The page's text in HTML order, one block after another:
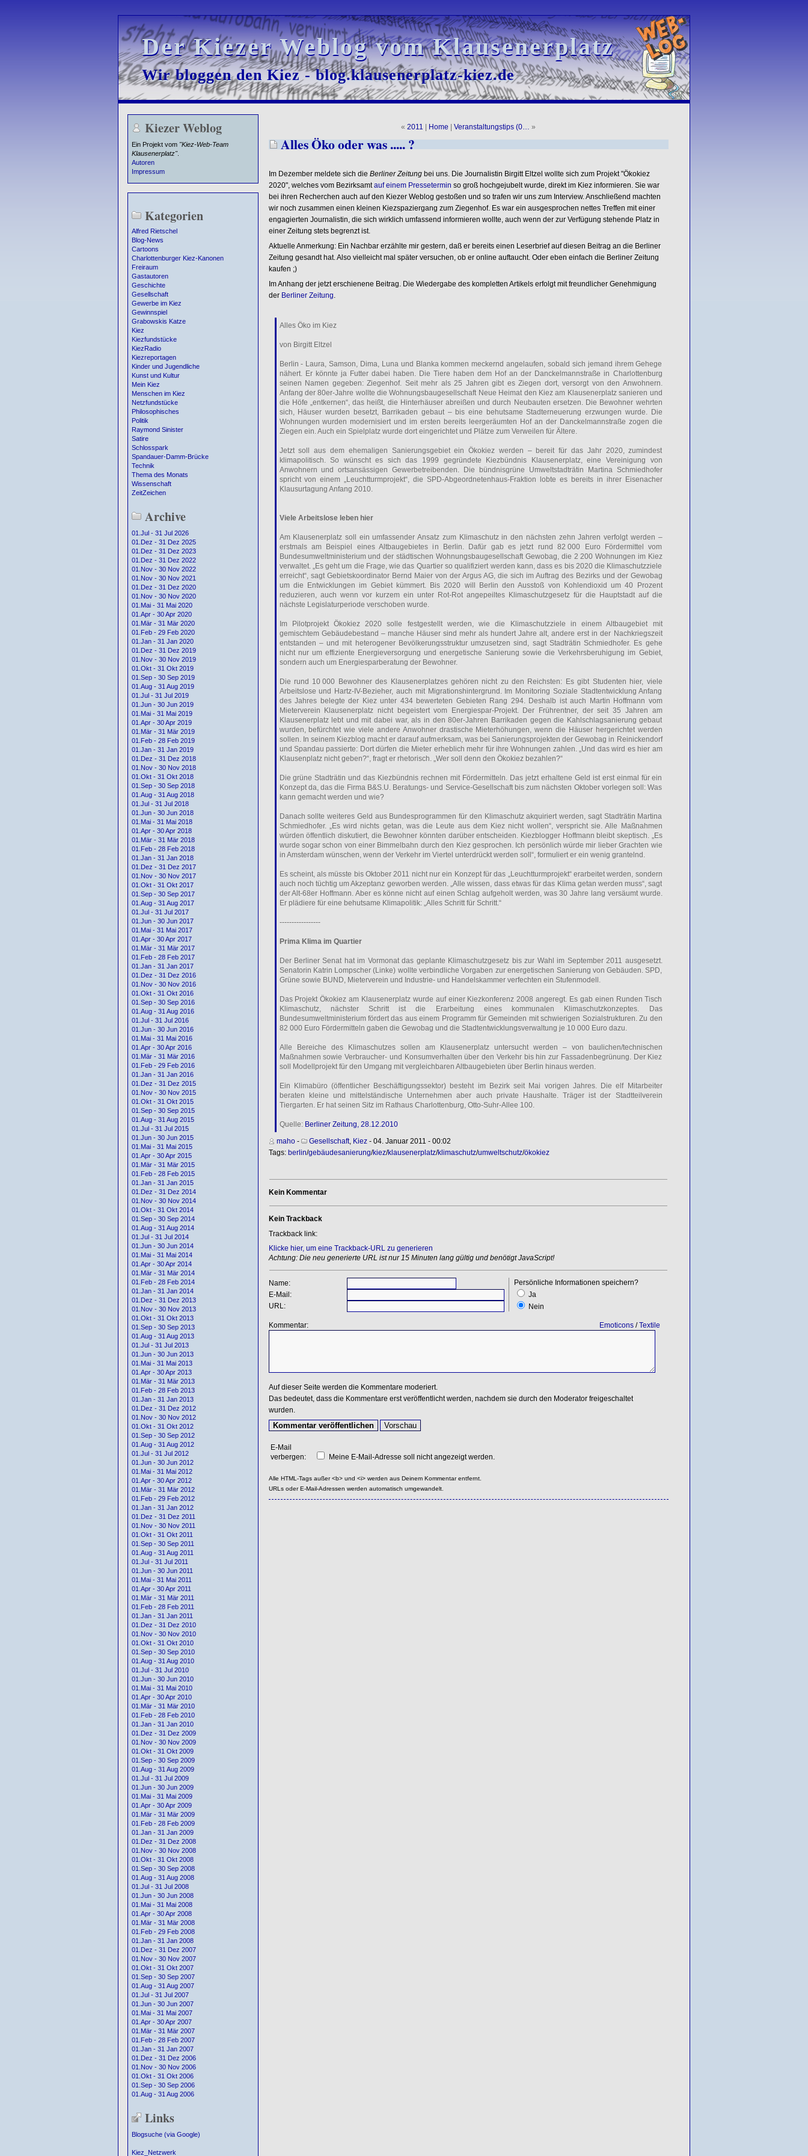
Der Kiezer Weblog vom Klausenerplatz
Der Kiezer Weblog vom Klausenerplatz
Wir bloggen den Kiez - blog.klausenerplatz-kiez.de
Wir bloggen den Kiez - blog.klausenerplatz-kiez.de
Kiezer Weblog
Ein Projekt vom "Kiez-Web-Team
Klausenerplatz".
Autoren
Impressum
Kategorien
Alfred Rietschel
Blog-News
Cartoons
Charlottenburger Kiez-Kanonen
Freiraum
Gastautoren
Geschichte
Gesellschaft
Gewerbe im Kiez
Gewinnspiel
Grabowskis Katze
Kiez
Kiezfundstücke
KiezRadio
Kiezreportagen
Kinder und Jugendliche
Kunst und Kultur
Mein Kiez
Menschen im Kiez
Netzfundstücke
Philosophisches
Politik
Raymond Sinister
Satire
Schlosspark
Spandauer-Damm-Brücke
Technik
Thema des Monats
Wissenschaft
ZeitZeichen
Archive
01.Jul - 31 Jul 2026
01.Dez - 31 Dez 2025
01.Dez - 31 Dez 2023
01.Dez - 31 Dez 2022
01.Nov - 30 Nov 2022
01.Nov - 30 Nov 2021
01.Dez - 31 Dez 2020
01.Nov - 30 Nov 2020
01.Mai - 31 Mai 2020
01.Apr - 30 Apr 2020
01.Mär - 31 Mär 2020
01.Feb - 29 Feb 2020
01.Jan - 31 Jan 2020
01.Dez - 31 Dez 2019
01.Nov - 30 Nov 2019
01.Okt - 31 Okt 2019
01.Sep - 30 Sep 2019
01.Aug - 31 Aug 2019
01.Jul - 31 Jul 2019
01.Jun - 30 Jun 2019
01.Mai - 31 Mai 2019
01.Apr - 30 Apr 2019
01.Mär - 31 Mär 2019
01.Feb - 28 Feb 2019
01.Jan - 31 Jan 2019
01.Dez - 31 Dez 2018
01.Nov - 30 Nov 2018
01.Okt - 31 Okt 2018
01.Sep - 30 Sep 2018
01.Aug - 31 Aug 2018
01.Jul - 31 Jul 2018
01.Jun - 30 Jun 2018
01.Mai - 31 Mai 2018
01.Apr - 30 Apr 2018
01.Mär - 31 Mär 2018
01.Feb - 28 Feb 2018
01.Jan - 31 Jan 2018
01.Dez - 31 Dez 2017
01.Nov - 30 Nov 2017
01.Okt - 31 Okt 2017
01.Sep - 30 Sep 2017
01.Aug - 31 Aug 2017
01.Jul - 31 Jul 2017
01.Jun - 30 Jun 2017
01.Mai - 31 Mai 2017
01.Apr - 30 Apr 2017
01.Mär - 31 Mär 2017
01.Feb - 28 Feb 2017
01.Jan - 31 Jan 2017
01.Dez - 31 Dez 2016
01.Nov - 30 Nov 2016
01.Okt - 31 Okt 2016
01.Sep - 30 Sep 2016
01.Aug - 31 Aug 2016
01.Jul - 31 Jul 2016
01.Jun - 30 Jun 2016
01.Mai - 31 Mai 2016
01.Apr - 30 Apr 2016
01.Mär - 31 Mär 2016
01.Feb - 29 Feb 2016
01.Jan - 31 Jan 2016
01.Dez - 31 Dez 2015
01.Nov - 30 Nov 2015
01.Okt - 31 Okt 2015
01.Sep - 30 Sep 2015
01.Aug - 31 Aug 2015
01.Jul - 31 Jul 2015
01.Jun - 30 Jun 2015
01.Mai - 31 Mai 2015
01.Apr - 30 Apr 2015
01.Mär - 31 Mär 2015
01.Feb - 28 Feb 2015
01.Jan - 31 Jan 2015
01.Dez - 31 Dez 2014
01.Nov - 30 Nov 2014
01.Okt - 31 Okt 2014
01.Sep - 30 Sep 2014
01.Aug - 31 Aug 2014
01.Jul - 31 Jul 2014
01.Jun - 30 Jun 2014
01.Mai - 31 Mai 2014
01.Apr - 30 Apr 2014
01.Mär - 31 Mär 2014
01.Feb - 28 Feb 2014
01.Jan - 31 Jan 2014
01.Dez - 31 Dez 2013
01.Nov - 30 Nov 2013
01.Okt - 31 Okt 2013
01.Sep - 30 Sep 2013
01.Aug - 31 Aug 2013
01.Jul - 31 Jul 2013
01.Jun - 30 Jun 2013
01.Mai - 31 Mai 2013
01.Apr - 30 Apr 2013
01.Mär - 31 Mär 2013
01.Feb - 28 Feb 2013
01.Jan - 31 Jan 2013
01.Dez - 31 Dez 2012
01.Nov - 30 Nov 2012
01.Okt - 31 Okt 2012
01.Sep - 30 Sep 2012
01.Aug - 31 Aug 2012
01.Jul - 31 Jul 2012
01.Jun - 30 Jun 2012
01.Mai - 31 Mai 2012
01.Apr - 30 Apr 2012
01.Mär - 31 Mär 2012
01.Feb - 29 Feb 2012
01.Jan - 31 Jan 2012
01.Dez - 31 Dez 2011
01.Nov - 30 Nov 2011
01.Okt - 31 Okt 2011
01.Sep - 30 Sep 2011
01.Aug - 31 Aug 2011
01.Jul - 31 Jul 2011
01.Jun - 30 Jun 2011
01.Mai - 31 Mai 2011
01.Apr - 30 Apr 2011
01.Mär - 31 Mär 2011
01.Feb - 28 Feb 2011
01.Jan - 31 Jan 2011
01.Dez - 31 Dez 2010
01.Nov - 30 Nov 2010
01.Okt - 31 Okt 2010
01.Sep - 30 Sep 2010
01.Aug - 31 Aug 2010
01.Jul - 31 Jul 2010
01.Jun - 30 Jun 2010
01.Mai - 31 Mai 2010
01.Apr - 30 Apr 2010
01.Mär - 31 Mär 2010
01.Feb - 28 Feb 2010
01.Jan - 31 Jan 2010
01.Dez - 31 Dez 2009
01.Nov - 30 Nov 2009
01.Okt - 31 Okt 2009
01.Sep - 30 Sep 2009
01.Aug - 31 Aug 2009
01.Jul - 31 Jul 2009
01.Jun - 30 Jun 2009
01.Mai - 31 Mai 2009
01.Apr - 30 Apr 2009
01.Mär - 31 Mär 2009
01.Feb - 28 Feb 2009
01.Jan - 31 Jan 2009
01.Dez - 31 Dez 2008
01.Nov - 30 Nov 2008
01.Okt - 31 Okt 2008
01.Sep - 30 Sep 2008
01.Aug - 31 Aug 2008
01.Jul - 31 Jul 2008
01.Jun - 30 Jun 2008
01.Mai - 31 Mai 2008
01.Apr - 30 Apr 2008
01.Mär - 31 Mär 2008
01.Feb - 29 Feb 2008
01.Jan - 31 Jan 2008
01.Dez - 31 Dez 2007
01.Nov - 30 Nov 2007
01.Okt - 31 Okt 2007
01.Sep - 30 Sep 2007
01.Aug - 31 Aug 2007
01.Jul - 31 Jul 2007
01.Jun - 30 Jun 2007
01.Mai - 31 Mai 2007
01.Apr - 30 Apr 2007
01.Mär - 31 Mär 2007
01.Feb - 28 Feb 2007
01.Jan - 31 Jan 2007
01.Dez - 31 Dez 2006
01.Nov - 30 Nov 2006
01.Okt - 31 Okt 2006
01.Sep - 30 Sep 2006
01.Aug - 31 Aug 2006
Links
Blogsuche (via Google)
Kiez_Netzwerk
« 2011 Home Veranstaltungstips (0… »
Alles Öko oder was ..... ?
Im Dezember meldete sich die Berliner Zeitungbei uns. Die Journalistin Birgitt Eltzel wollte sich zum Projekt "Ökokiez
2020", welches vom Bezirksamtauf einem Pressetermin so groß hochgejubelt wurde, direkt im Kiez informieren. Sie war
bei ihren Recherchen auch auf den Kiezer Weblog gestoßen und so trafen wir uns zum Interview. Anschließend machten
wir noch zusammen einen kleinen Kiezspaziergang zum Ziegenhof. Es war ein ausgesprochen nettes Treffen mit einer
engagierten Journalistin, die sich wirklich umfassend informieren wollte, auch wenn der zur Verfügung stehende Platz in
einer Zeitung stets begrenzt ist.
Aktuelle Anmerkung: Ein Nachbar erzählte mir gestern, daß er bereits einen Leserbrief auf diesen Beitrag an die Berliner
Zeitung gesandt hat. Also vielleicht mal später versuchen, ob er online auftaucht. Oder eben einfach die Berliner Zeitung
kaufen ;)
Im Anhang der jetzt erschienene Beitrag. Die Wiedergabe des kompletten Artikels erfolgt mit freundlicher Genehmigung
der Berliner Zeitung
Alles Öko im Kiez
von Birgitt Eltzel
Berlin - Laura, Samson, Dima, Luna und Blanka kommen meckernd angelaufen, sobald sich jemand ihrem Gehege
nähert. Er könnte ja Futter dabei haben. Die Tiere haben dem Hof an der Danckelmannstraße in Charlottenburg
seinen Namen gegeben: Ziegenhof. Seit mehr als 25 Jahren gibt es Ziegen dort, versorgt von den Anwohnern.
Anfang der 80er-Jahre wollte die Wohnungsbaugesellschaft Neue Heimat den Kiez am Klausenerplatz sanieren und
die Höfe „entkernen“, das heißt, die Hinterhäuser abreißen und durch Neubauten ersetzen. Die Bewohner wehrten
sich, Häuser wurden besetzt, Barrikaden gebaut – bis eine behutsame Stadterneuerung erzwungen wurde. Die
Wohnungen wurden modernisiert und im ersten bereits leergeräumten Hof an der Danckelmannstraße zogen die
Ziegen ein. Auch ein Spielplatz wurde dort eingerichtet und Plätze zum Verweilen für Ältere.
Jetzt soll aus dem ehemaligen Sanierungsgebiet ein Ökokiez werden – bereit für das Jahr 2020, zumindest
klimapolitisch. So wünscht es sich das 1999 gegründete Kiezbündnis Klausenerplatz, eine Vereinigung von
Anwohnern und ortsansässigen Gewerbetreibenden. Die bündnisgrüne Umweltstadträtin Martina Schmiedhofer
spricht von einem „Leuchtturmprojekt“, die SPD-Abgeordnetenhaus-Fraktion lobte es bereits in ihrer Eisenacher
Klausurtagung Anfang 2010.
Viele Arbeitslose leben hier
Am Klausenerplatz soll ein umfassender Ansatz zum Klimaschutz in den nächsten zehn Jahren verfolgt werden –
erstmals am Beispiel eines Altbaugebietes in Berlin. Dafür gab es jetzt rund 82 000 Euro Fördermittel vom
Bundesumweltministerium und der städtischen Wohnungsbaugesellschaft Gewobag, die 2 200 Wohnungen im Kiez
verwaltet. „Es geht um die Frage, wie das Quartier so qualifiziert werden kann, dass es bis 2020 die Klimaschutzziele
erreicht“, sagt Gebietskoordinator Bernd Maier von der Argus AG, die sich im Auftrag des Bezirks und der Gewobag
um die Entwicklungen im Gebiet kümmert. Bis 2020 will Berlin den Ausstoß von Kohlendioxid um 40 Prozent
reduzieren, auch wenn vor kurzem ein unter Rot-Rot angepeiltes Klimaschutzgesetz für die Hauptstadt auf die
nächste Legislaturperiode verschoben wurde.
Im Pilotprojekt Ökokiez 2020 solle festgestellt werden, wie die Klimaschutzziele in einem Altbaugebiet mit
gemischtem Gebäudebestand – manche Häuser sind mehr als hundert Jahre alt, andere erst in der Nachkriegszeit
entstanden – und mit heterogener Bevölkerungsstruktur umzusetzen sind, sagt Stadträtin Schmiedhofer. Es gehe
nicht nur um effiziente Energieversorgung und energetische Sanierung sowie die Verkehrsberuhigung im Gebiet,
sondern auch um Energiesparberatung der Bewohner.
Die rund 10 000 Bewohner des Klausenerplatzes gehören nicht zu den Reichsten: Es gibt Studenten hier, viele
Arbeitslose und Hartz-IV-Bezieher, auch mit Migrationshintergrund. Im Monitoring Soziale Stadtentwicklung Anfang
des Jahres belegte der Kiez unter 434 bewerteten Gebieten Rang 294. Deshalb ist auch Martin Hoffmann vom
Mieterverein Klausenerplatz nicht begeistert vom Energiespar-Projekt. Der Frührentner, der seit 35 Jahren am
Klausenerplatz lebt und mit dabei war, als in den 80er-Jahren Barrikaden gegen die Kahlschlagsanierung gebaut
wurden, befürchtet wie viele andere Anwohner drastische Mieterhöhungen, wenn die Häuser hergerichtet werden
sollen. In seinem Kiezblog macht er darauf aufmerksam, was bei Sanierungsprojekten der Gewobag in Reinickendorf
und Spandau passierte: Dort dürfen die Mieter erheblich mehr für ihre Wohnungen zahlen. „Und das wird es hier am
Klausenplatz nicht geben?“, fragt er rhetorisch. „Wer soll denn den Ökokiez bezahlen?“
Die grüne Stadträtin und das Kiezbündnis rechnen mit Fördermitteln. Das jetzt erhaltene Geld ist erst einmal für ein
Konzept da, das die Firma B&S.U. Beratungs- und Service-Gesellschaft bis zum nächsten Oktober vorlegen soll: Was
kann gemacht werden und wie?
Danach sollte weiteres Geld aus Bundesprogrammen für den Klimaschutz akquiriert werden, sagt Stadträtin Martina
Schmiedhofer. „Es wird nichts getan, was die Leute aus dem Kiez nicht wollen“, verspricht sie. Alle Maßnahmen
würden öffentlich diskutiert, die Bewohner könnten darüber entscheiden. Kiezblogger Hoffmann bleibt skeptisch. „Es
wurde sogar schon von einer Bimmelbahn durch den Kiez gesprochen. Ich persönlich würde mir lieber Grachten wie
in Amsterdam wünschen, wenn der Verkehr im Viertel unterdrückt werden soll“, formuliert er ein wenig grantelnd.
Es scheint, als müsste bis Oktober 2011 nicht nur ein Konzept für das „Leuchtturmprojekt“ erarbeitet werden, sondern
auch noch tüchtig um Akzeptanz geworben werden. „Alle wissen, dass etwas für das Klima getan werden muss“, sagt
der Alt-68er Hoffmann. Aber es könne nicht auf einen Schlag aufgeholt werden, was 30 Jahre lang versäumt wurde.
Er plädiere für eine behutsame Klimapolitik: „Alles Schritt für Schritt.“
-----------------
Prima Klima im Quartier
Der Berliner Senat hat im Vormonat das geplante Klimaschutzgesetz bis zur Wahl im September 2011 ausgesetzt.
Senatorin Katrin Lompscher (Linke) wollte verbindliche Vorgaben zur energetischen Sanierung von Gebäuden. SPD,
Grüne sowie BUND, Mieterverein und Industrie- und Handelskammer verfechten ein Stufenmodell.
Das Projekt Ökokiez am Klausenerplatz wurde auf einer Kiezkonferenz 2008 angeregt. Es gab einen Runden Tisch
Klimaschutz, nächster Schritt ist die Erarbeitung eines kommunalen Klimaschutzkonzeptes. Das
Bundesumweltministerium fördert das aus einem Programm für Gemeinden mit schwierigen Sozialstrukturen. Zu den
82 000 Euro Fördermitteln gaben die Gewobag und die Stadtentwicklungsverwaltung je 10 000 Euro dazu.
Alle Bereiche des Klimaschutzes sollen am Klausenerplatz untersucht werden – von baulichen/technischen
Maßnahmen sowie Verbraucher- und Konsumverhalten über den Verkehr bis hin zur Fassadenbegrünung. Der Kiez
soll Modellprojekt für den Umgang mit vergleichbaren Altbaugebieten über Berlin hinaus werden.
Ein Klimabüro (öffentlicher Beschäftigungssektor) besteht im Bezirk seit Mai vorigen Jahres. Die elf Mitarbeiter
beraten kleine und mittelständische Unternehmen aber auch private Haushalte. Träger ist der Stadtteilverein
Tiergarten. Er hat seinen Sitz im Rathaus Charlottenburg, Otto-Suhr-Allee 100.
Quelle: Berliner Zeitung, 28.12.2010
maho- Gesellschaft, Kiez- 04. Januar 2011 - 00:02
Tags: berlin/gebäudesanierung/kiez/klausenerplatz/klimaschutz/umweltschutz/ökokiez
Kein Kommentar
Kein Trackback
Trackback link:
Klicke hier, um eine Trackback-URL zu generieren
Achtung: Die neu generierte URL ist nur 15 Minuten lang gültig und benötigt JavaScript!
Name:
Persönliche Informationen speichern?
Ja
Nein
E-Mail:
URL:
Kommentar: Emoticons/Textile
Auf dieser Seite werden die Kommentare moderiert.
Das bedeutet, dass die Kommentare erst veröffentlicht werden, nachdem sie durch den Moderator freigeschaltet
wurden.
E-Mail
verbergen:
Meine E-Mail-Adresse soll nicht angezeigt werden.
Alle HTML-Tags außer <b> und <i> werden aus Deinem Kommentar entfernt.
URLs oder E-Mail-Adressen werden automatisch umgewandelt.